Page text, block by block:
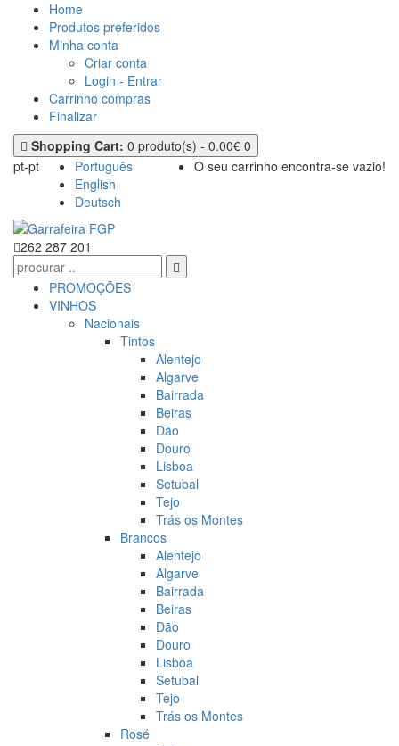
Home
Produtos preferidos
Minha conta
Criar conta
Login - Entrar
Carrinho compras
Finalizar
Shopping Cart: 0 produto(s) - 0.00€ 0
O seu carrinho encontra-se vazio!
pt-pt
Português
English
Deutsch
262 287 201
PROMOÇÕES
VINHOS
Nacionais
Tintos
Alentejo
Algarve
Bairrada
Beiras
Dão
Douro
Lisboa
Setubal
Tejo
Trás os Montes
Brancos
Alentejo
Algarve
Bairrada
Beiras
Dão
Douro
Lisboa
Setubal
Tejo
Trás os Montes
Rosé